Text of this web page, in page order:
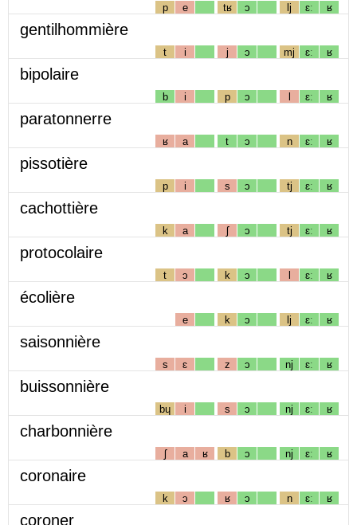
p e tʁ ɔ lj ɛː ʁ
gentilhommière
t i j ɔ mj ɛː ʁ
bipolaire
b i p ɔ l ɛː ʁ
paratonnerre
ʁ a t ɔ n ɛː ʁ
pissotière
p i s ɔ tj ɛː ʁ
cachottière
k a ʃ ɔ tj ɛː ʁ
protocolaire
t ɔ k ɔ l ɛː ʁ
écolière
e k ɔ lj ɛː ʁ
saisonnière
s ɛ z ɔ nj ɛː ʁ
buissonnière
bɥ i s ɔ nj ɛː ʁ
charbonnière
ʃ a ʁ b ɔ nj ɛː ʁ
coronaire
k ɔ ʁ ɔ n ɛː ʁ
coroner